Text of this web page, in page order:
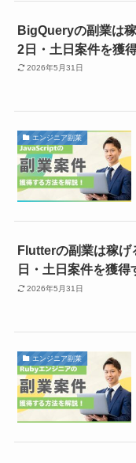
BigQueryの副業は
2日・土日案件を獲
2026年5月31日
エンジニア副業
Flutterの副業は稼げ
日・土日案件を獲得
2026年5月31日
エンジニア副業